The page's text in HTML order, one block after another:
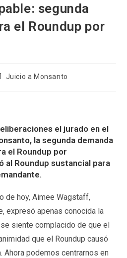
segunda
el Roundup por
Juicio a Monsanto
el jurado en el
la segunda demanda
el Roundup por
al Roundup sustancial para
de hoy, Aimee Wagstaff,
expresó apenas conocida la
se siente complacido de que el
que el Roundup causó
Ahora podemos centrarnos en